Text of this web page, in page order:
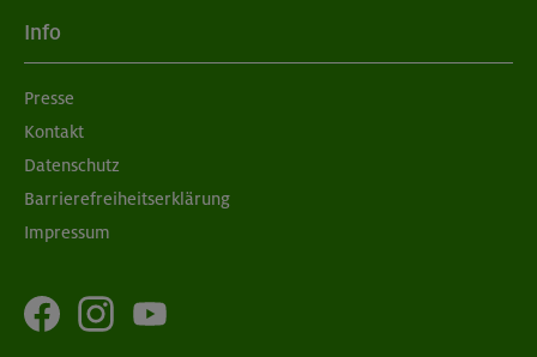
Info
Presse
Kontakt
Datenschutz
Barrierefreiheitserklärung
Impressum